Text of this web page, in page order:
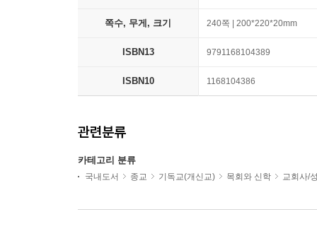
쪽수, 무게, 크기 240쪽 | 200*220*20mm
ISBN13 9791168104389
ISBN10 1168104386
관련분류
카테고리 분류
국내도서 종교 기독교(개신교) 목회와 신학 교회사/